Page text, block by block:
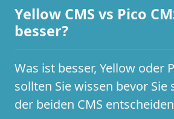
Yellow CMS vs Pico
besser?
Was ist besser, Yellow oder
sollten Sie wissen bevor Sie
der beiden CMS